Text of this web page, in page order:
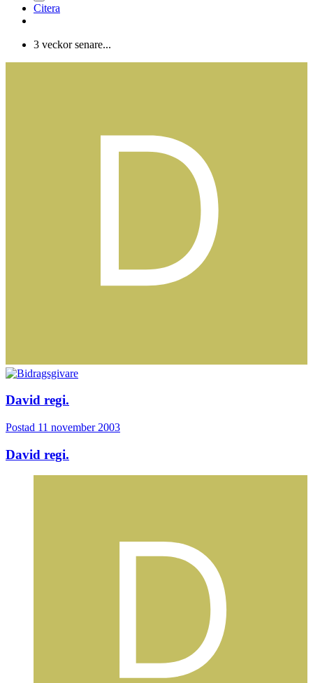
Citera
3 veckor senare...
David regi.
Postad 11 november 2003
David regi.